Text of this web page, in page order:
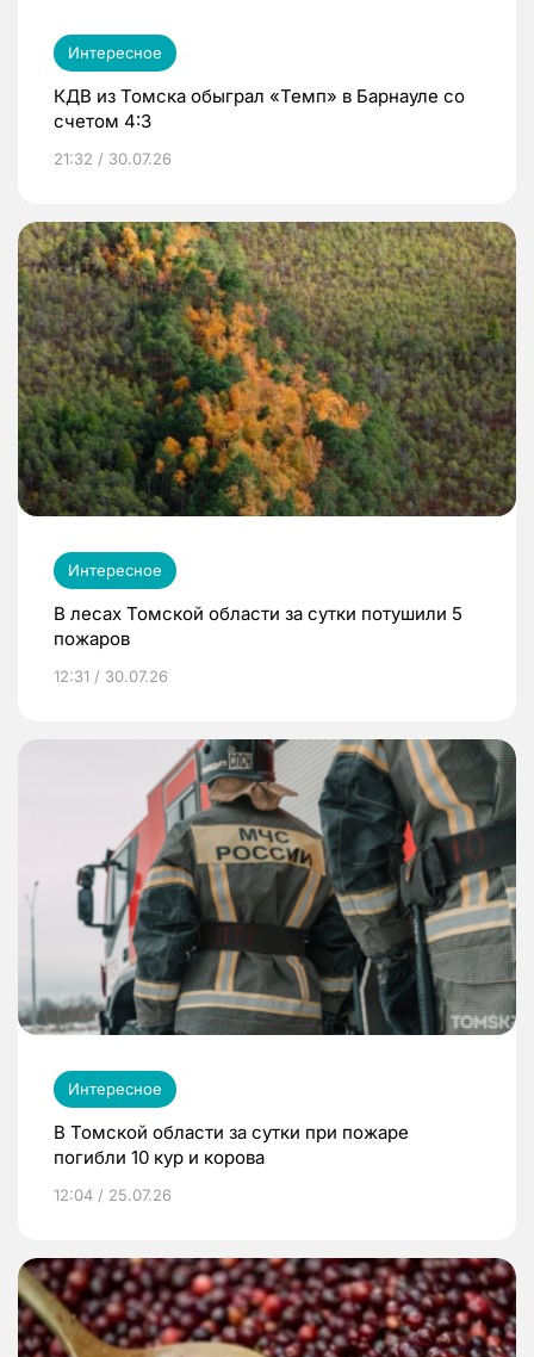
Интересное
КДВ из Томска обыграл «Темп» в Барнауле со
счетом 4:3
21:32 / 30.07.26
Интересное
В лесах Томской области за сутки потушили 5
пожаров
12:31 / 30.07.26
Интересное
В Томской области за сутки при пожаре
погибли 10 кур и корова
12:04 / 25.07.26